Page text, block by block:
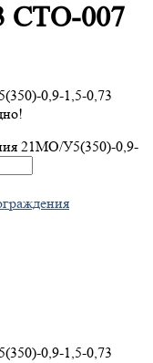
СТО-007
0,9-1,5-0,73
21МО/У5(350)-0,9-
0,9-1,5-0,73